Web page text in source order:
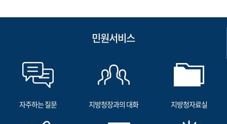
민원서비스
자주하는 질문 지방청장과의 대화 지방청자료실